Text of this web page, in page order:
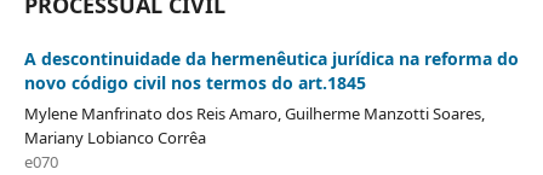
A descontinuidade da hermenêutica jurídica na reforma do
novo código civil nos termos do art.1845
Mylene Manfrinato dos Reis Amaro, Guilherme Manzotti Soares,
Mariany Lobianco Corrêa
e070